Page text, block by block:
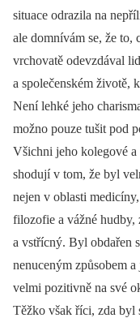
situace odrazila na
ale domnívám se, že to,
vrchovatě odevzdával
a společenském životě,
Není lehké jeho
možno pouze tušit pod
Všichni jeho kolegové a
shodují v tom, že byl
nejen v oblasti
filozofie a vážné hudby,
a vstřícný. Byl obdařen
nenuceným způsobem
velmi pozitivně na své
Těžko však říci, zda byl